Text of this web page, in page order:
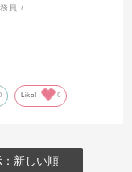
員
Like! 0
：新しい順